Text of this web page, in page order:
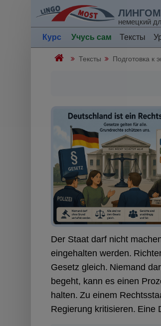
немецкий
Курс Учусь сам Тексты
Тексты Подготовка к
Der Staat darf nicht
eingehalten werden.
Gesetz gleich. Niemand
begeht, kann es einen
halten. Zu einem
Regierung kritisieren. Eine